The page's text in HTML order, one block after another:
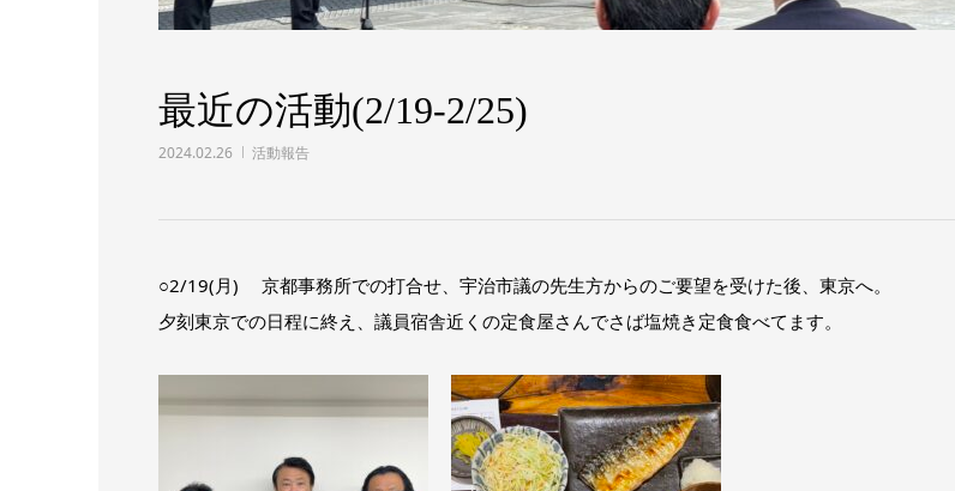
最近の活動(2/19-2/25)
2024.02.26 活動報告
○2/19(月) 京都事務所での打合せ、宇治市議の先生方からのご要望を受けた後、東京へ。
夕刻東京での日程に終え、議員宿舎近くの定食屋さんでさば塩焼き定食食べてます。